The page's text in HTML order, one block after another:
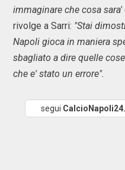
immaginare che cosa
rivolge a Sarri: "Stai
Napoli gioca in maniera
sbagliato a dire quelle
che e' stato un errore".
segui